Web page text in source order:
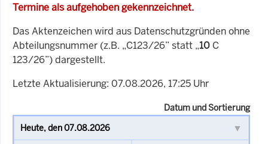
Termine als aufgehoben gekennzeichnet.
Das Aktenzeichen wird aus Datenschutzgründen ohne
Abteilungsnummer (z.B. „C123/26” statt „10 C
123/26”) dargestellt.
Letzte Aktualisierung: 07.08.2026, 17:25 Uhr
Datum und Sortierung